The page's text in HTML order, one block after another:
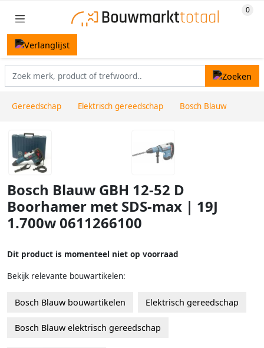
Gereedschap Elektrisch gereedschap Bosch Blauw
Bosch Blauw GBH 12-52 D
Boorhamer met SDS-max | 19J
1.700w 0611266100
Dit product is momenteel niet op voorraad
Bekijk relevante bouwartikelen:
Bosch Blauw bouwartikelen Elektrisch gereedschap
Bosch Blauw elektrisch gereedschap